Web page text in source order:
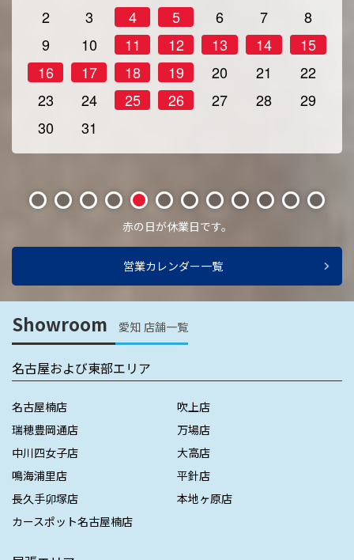
2
3 4 5 6 7
8
9
10 11 12 13 14
15
16
17 18 19 20 21
22
23
24 25 26 27 28
29
30
31
赤の日が休業日です。
営業カレンダー一覧
Showroom 愛知 店舗一覧
名古屋および東部エリア
名古屋楠店
吹上店
瑞穂豊岡通店
万場店
中川四女子店
大高店
鳴海浦里店
平針店
長久手卯塚店
本地ヶ原店
カースポット名古屋楠店